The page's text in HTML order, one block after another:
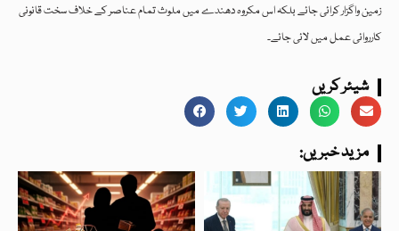
زمین واگزار کرائی جائے بلکہ اس مکروہ دھندے میں ملوث تمام عناصر کے خلاف سخت قانونی
کارروائی عمل میں لائی جائے۔
شیئر کریں
:مزید خبریں